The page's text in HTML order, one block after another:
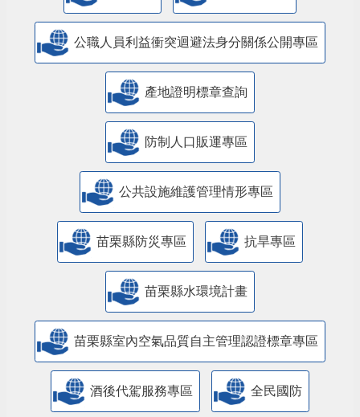
公職人員利益衝突迴避法身分關係公開專區
產地證明標章查詢
防制人口販運專區
​公共設施維護管理情形專區
苗栗縣防災專區 抗旱專區
苗栗縣水環境計畫
苗栗縣室內空氣品質自主管理認證標章專區
酒後代駕服務專區 全民國防